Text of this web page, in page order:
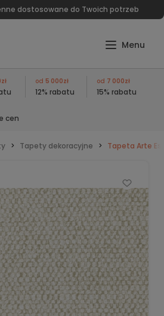
dostosowane do Twoich potrzeb
od 5 000zł
12% rabatu
od 7 000zł
15% rabatu
cen
Tapety dekoracyjne Tapeta Arte